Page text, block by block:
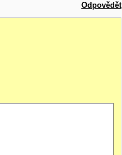
Odpovědět